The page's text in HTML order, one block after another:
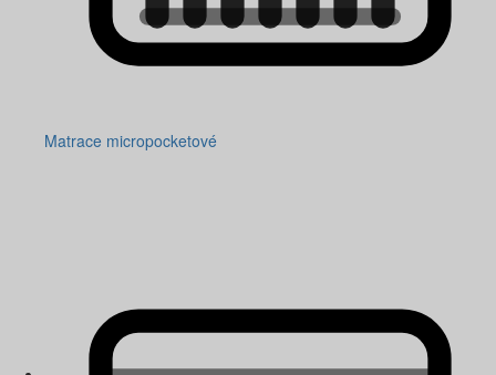
Matrace micropocketové